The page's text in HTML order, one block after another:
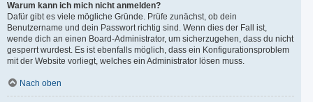
Warum kann ich mich nicht anmelden?
Dafür gibt es viele mögliche Gründe. Prüfe zunächst, ob dein
Benutzername und dein Passwort richtig sind. Wenn dies der Fall ist,
wende dich an einen Board-Administrator, um sicherzugehen, dass du nicht
gesperrt wurdest. Es ist ebenfalls möglich, dass ein Konfigurationsproblem
mit der Website vorliegt, welches ein Administrator lösen muss.
Nach oben